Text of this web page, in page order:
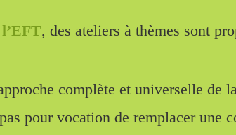
l’EFT, des ateliers à thèmes sont
complète et universelle de
pour vocation de remplacer une